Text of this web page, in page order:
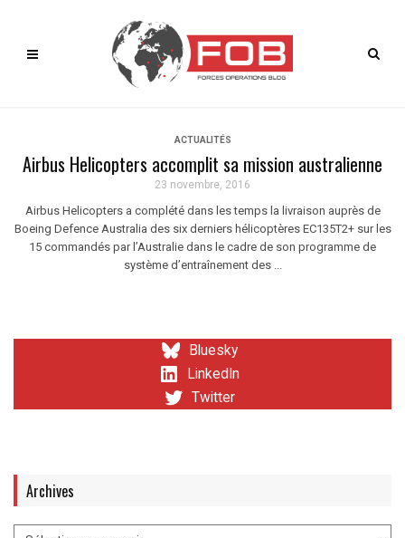
ACTUALITÉS
Airbus Helicopters accomplit sa mission australienne
23 novembre, 2016
Airbus Helicopters a complété dans les temps la livraison auprès de
Boeing Defence Australia des six derniers hélicoptères EC135T2+ sur les
15 commandés par l’Australie dans le cadre de son programme de
système d’entraînement des ...
Bluesky
LinkedIn
Twitter
Archives